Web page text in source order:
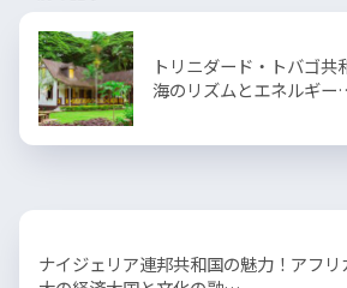
トリニダード・トバゴ
海のリズムとエネルギ
ナイジェリア連邦共和国の魅力！アフリ